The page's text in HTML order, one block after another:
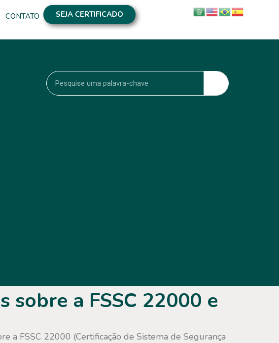
CONTATO SEJA CERTIFICADO
a FSSC 22000 e
a FSSC 22000 (Certificação de Sistema de Segurança